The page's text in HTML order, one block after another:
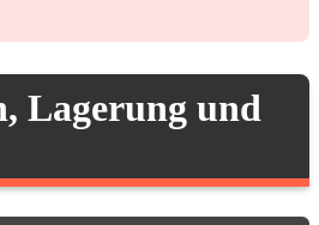
Lagerung und